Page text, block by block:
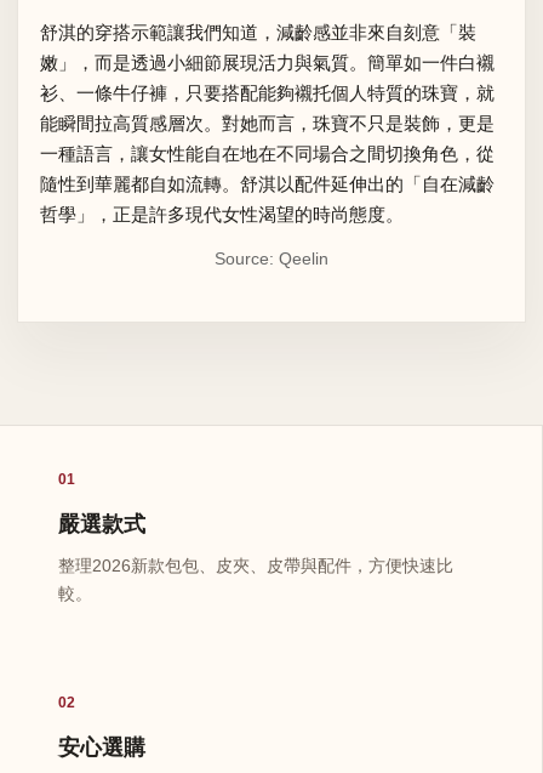
舒淇的穿搭示範讓我們知道，減齡感並非來自刻意「裝
嫩」，而是透過小細節展現活力與氣質。簡單如一件白襯
衫、一條牛仔褲，只要搭配能夠襯托個人特質的珠寶，就
能瞬間拉高質感層次。對她而言，珠寶不只是裝飾，更是
一種語言，讓女性能自在地在不同場合之間切換角色，從
隨性到華麗都自如流轉。舒淇以配件延伸出的「自在減齡
哲學」，正是許多現代女性渴望的時尚態度。
Source: Qeelin
01
嚴選款式
整理2026新款包包、皮夾、皮帶與配件，方便快速比
較。
02
安心選購